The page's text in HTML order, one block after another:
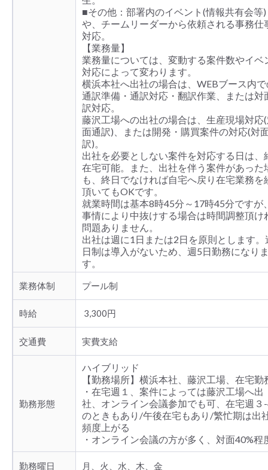
■その他：部署内のイベント(情報共有会等)
や、チームリーダーから依頼される事務仕
対応。
【業務量】
業務量については、変動する案件数やイベ
対応によって変わります。
横浜本社へ出社の場合は、WEBブース内
通訳準備・通訳対応・翻訳作業、または対
訳対応。
藤沢工場への出社の場合は、生産現場対応
面通訳)、または開発・購買案件の対応(対
訳)。
出社を必要としない案件を対応する日は、
在宅可能。また、出社を伴う案件があった
も、終日でなければ自宅へ戻り在宅業務を
頂いてもOKです。
就業時間は基本8時45分～17時45分ですが
事情により中抜けする場合は時間調整頂け
問題ありません。
出社は週に1日または2日を原則とします。
日制は導入がないため、週5日勤務になり
す。
業務体制 プール制
時給 3,300円
交通費 実費支給
勤務形態
ハイブリッド
【勤務場所】横浜本社、藤沢工場、在宅勤
・在宅週１、案件によっては藤沢工場へ出
社、オンライン会議参加でも可、在宅週３
のときもあり/午後在宅もあり/繁忙期は出
頻度上がる
・オンライン会議の方が多く、対面40%程
勤務曜日 月、火、水、木、金